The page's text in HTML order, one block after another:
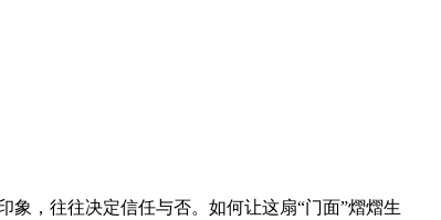
，往往决定信任与否。如何让这扇“门面”熠熠生